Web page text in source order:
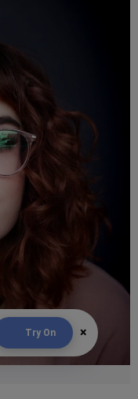
Try On ×